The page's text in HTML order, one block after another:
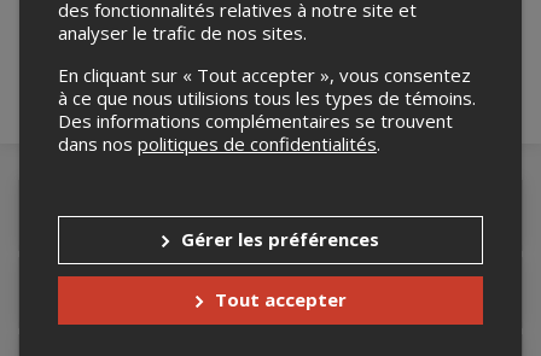
Détails de l'événement
Accès au site de l'événement
des fonctionnalités relatives à notre site et
analyser le trafic de nos sites.
En cliquant sur « Tout accepter », vous consentez
à ce que nous utilisions tous les types de témoins.
Des informations complémentaires se trouvent
dans nos politiques de confidentialités.
Gérer les préférences
Tout accepter